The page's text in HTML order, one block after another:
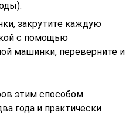
закрутите каждую
с помощью
машинки, переверните и
этим способом
года и практически